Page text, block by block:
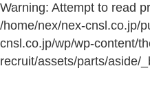
Warning: Attempt to read
/home/nex/nex-cnsl.co.jp/
cnsl.co.jp/wp/wp-content/
recruit/assets/parts/aside/